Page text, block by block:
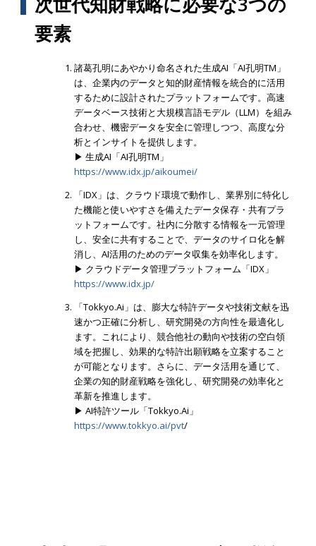
要素
諸葛孔明にあやかり命名された生成AI「AI孔明TM」
は、企業内のデータと知的財産情報を統合的に活用
するために設計されたプラットフォームです。高速
データベース技術と大規模言語モデル（LLM）を組み
合わせ、機密データを安全に管理しつつ、高度な分
析とインサイトを提供します。
▶ 生成AI「AI孔明TM」
https://www.idx.jp/aikoumei/
「IDX」は、クラウド環境で動作し、業界別に特化し
た機能と使いやすさを備えたデータ保存・共有プラ
ットフォームです。社内に分散する情報を一元管理
し、安全に共有することで、データのサイロ化を解
消し、AI活用のためのデータ収集を効率化します。
▶ クラウドデータ管理プラットフォーム「IDX」
https://www.idx.jp/
「Tokkyo.Ai」は、膨大な特許データや技術文献を迅
速かつ正確に分析し、研究開発の方向性を最適化し
ます。これにより、競合他社の動向や技術の空白領
域を把握し、効果的な特許出願戦略を立案すること
が可能となります。さらに、データ活用を通じて、
企業の知的財産戦略を強化し、研究開発の効率化と
革新を推進します。
▶ AI特許ツール「Tokkyo.Ai」
https://www.tokkyo.ai/pvt/